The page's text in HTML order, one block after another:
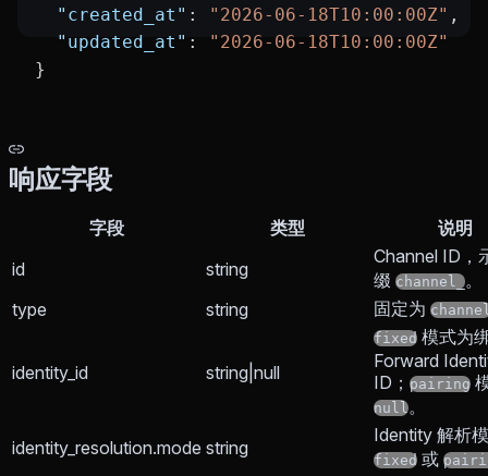
  "created_at"
: "2026-06-18T10:00:00Z" ,
  "updated_at"
:
"2026-06-18T10:00:00Z"
}
响应字段
字段 类型
说明
id
string
Channel ID，
缀 channel_。
type
string 固定为
identity_id string|null
fixed 模式为
Forward
ID； pairing
null。
identity_resolution.mode string
Identity 解析
fixed 或